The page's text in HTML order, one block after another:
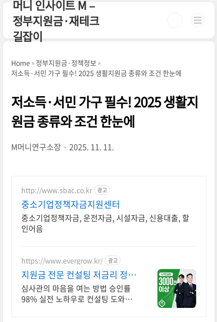
본문 바로가기
머니 인사이트 M –
정부지원금·재테크
길잡이
Home
정부지원금·정책정보
저소득·서민 가구 필수! 2025 생활지원금 종류와 조건 한눈에
저소득·서민 가구 필수! 2025 생활지
원금 종류와 조건 한눈에
M머니연구소장 2025. 11. 11.
http://www.sbac.co.kr 광고
중소기업정책자금지원센터
중소기업정책자금, 운전자금, 시설자금, 신용대출, 할
인어음
https://www.evergrow.kr/ 광고
지원금 전문 컨설팅 저금리 정책
자금 지금 신청
심사관의 마음을 여는 방법 승인률
98% 실전 노하우로 컨설팅 도와드